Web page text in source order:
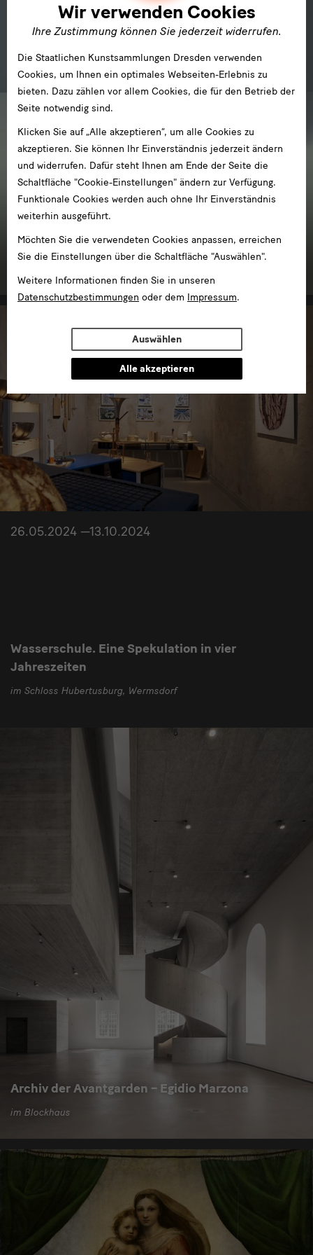
Kunstgewerbemuseum
26.05.2024 —13.10.2024
Wasserschule. Eine Spekulation in vier
Jahreszeiten
im Schloss Hubertusburg, Wermsdorf
Archiv der Avantgarden – Egidio Marzona
im Blockhaus
Wir verwenden Cookies
Ihre Zustimmung können Sie jederzeit widerrufen.
Die Staatlichen Kunstsammlungen Dresden verwenden
Cookies, um Ihnen ein optimales Webseiten-Erlebnis zu
bieten. Dazu zählen vor allem Cookies, die für den Betrieb der
Seite notwendig sind.
Klicken Sie auf „Alle akzeptieren“, um alle Cookies zu
akzeptieren. Sie können Ihr Einverständnis jederzeit ändern
und widerrufen. Dafür steht Ihnen am Ende der Seite die
Schaltfläche "Cookie-Einstellungen" ändern zur Verfügung.
Funktionale Cookies werden auch ohne Ihr Einverständnis
weiterhin ausgeführt.
Möchten Sie die verwendeten Cookies anpassen, erreichen
Sie die Einstellungen über die Schaltfläche "Auswählen".
Weitere Informationen finden Sie in unseren
Datenschutzbestimmungen oder dem Impressum.
Auswählen
Alle akzeptieren